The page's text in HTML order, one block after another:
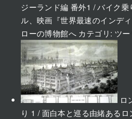
ジーランド編 番外1 / バイク
ル、映画『世界最速のインデ
ローの博物館へ カテゴリ: ツ
ロ
り 1 / 面白本と巡る由緒ある